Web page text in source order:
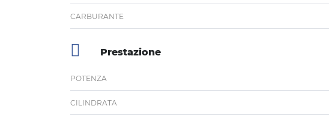
CARBURANTE
Prestazione
POTENZA
CILINDRATA